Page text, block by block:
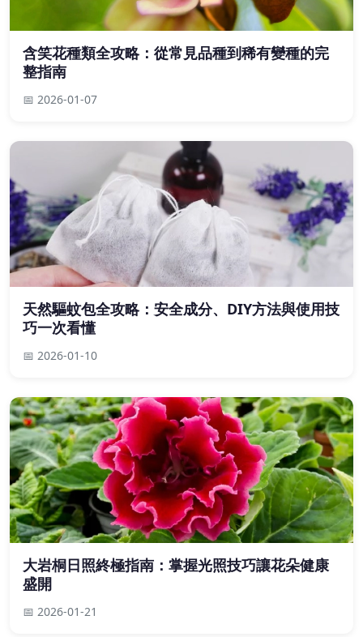
含笑花種類全攻略：從常見品種到稀有變種的完
整指南
📅 2026-01-07
天然驅蚊包全攻略：安全成分、DIY方法與使用技
巧一次看懂
📅 2026-01-10
大岩桐日照終極指南：掌握光照技巧讓花朵健康
盛開
📅 2026-01-21